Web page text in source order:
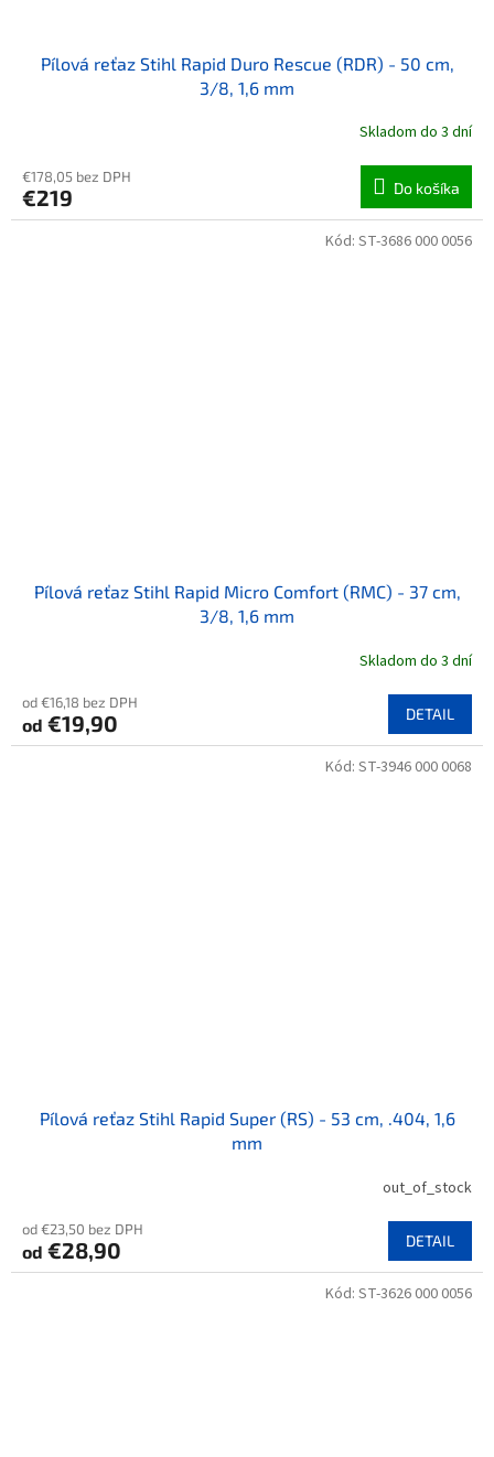
Pílová reťaz Stihl Rapid Duro Rescue (RDR) - 50 cm,
3/8, 1,6 mm
Skladom do 3 dní
€178,05 bez DPH
€219 Do košíka
Pílová reťaz Stihl Rapid Micro Comfort (RMC) - 37 cm,
3/8, 1,6 mm
Skladom do 3 dní
od €16,18 bez DPH
od €19,90 DETAIL
Kód: ST-3686 000 0056
Pílová reťaz Stihl Rapid Super (RS) - 53 cm, .404, 1,6
mm
out_of_stock
od €23,50 bez DPH
od €28,90 DETAIL
Kód: ST-3946 000 0068
Kód: ST-3626 000 0056